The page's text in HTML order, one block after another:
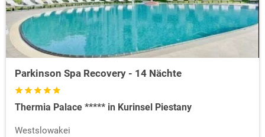
Parkinson Spa Recovery - 14 Nächte
Thermia Palace ***** in Kurinsel Piestany
Westslowakei